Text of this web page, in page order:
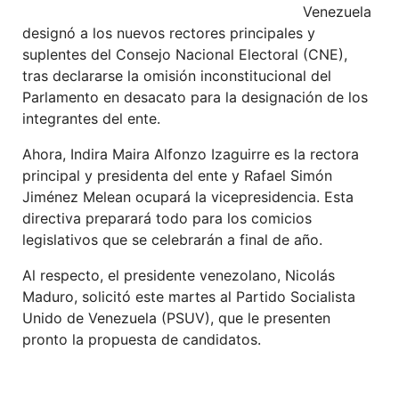
Venezuela
designó a los nuevos rectores principales y
suplentes del Consejo Nacional Electoral (CNE),
tras declararse la omisión inconstitucional del
Parlamento en desacato para la designación de los
integrantes del ente.
Ahora, Indira Maira Alfonzo Izaguirre es la rectora
principal y presidenta del ente y Rafael Simón
Jiménez Melean ocupará la vicepresidencia. Esta
directiva preparará todo para los comicios
legislativos que se celebrarán a final de año.
Al respecto, el presidente venezolano, Nicolás
Maduro, solicitó este martes al Partido Socialista
Unido de Venezuela (PSUV), que le presenten
pronto la propuesta de candidatos.